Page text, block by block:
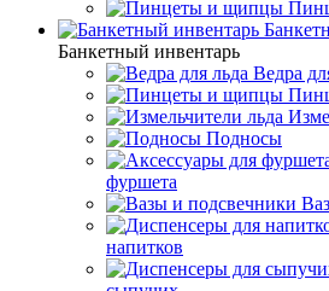
Банкетный инвентарь
Ведра
Подносы
фуршета
напитков